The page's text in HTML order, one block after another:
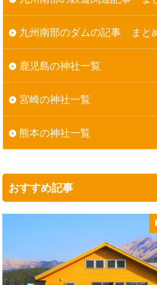
九州南部のダムの記事 まと
鹿児島の神社一覧
宮崎の神社一覧
熊本の神社一覧
おすすめ記事